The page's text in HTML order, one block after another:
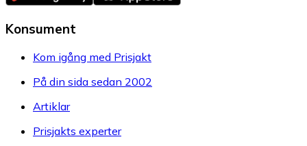
Konsument
Kom igång med Prisjakt
På din sida sedan 2002
Artiklar
Prisjakts experter